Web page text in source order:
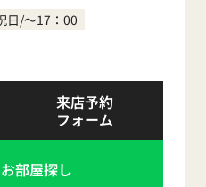
/～17：00
来店予約
フォーム
部屋探し